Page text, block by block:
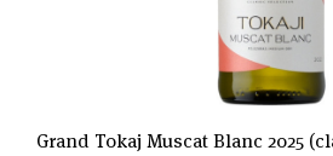
Grand Tokaj Muscat Blanc 2025